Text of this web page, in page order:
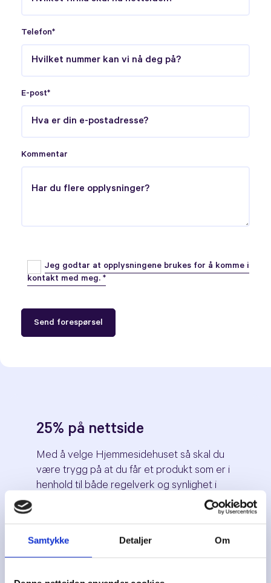
Samtykke Detaljer Om
Telefon*
E-post*
Kommentar
Jeg godtar at opplysningene brukes for å komme i
kontakt med meg. *
25% på nettside
Med å velge Hjemmesidehuset så skal du
være trygg på at du får et produkt som er i
henhold til både regelverk og synlighet i
Alle medlemmer i Revisorforeningen får et
gratis utkast til ny nettside uten
forpliktelser.